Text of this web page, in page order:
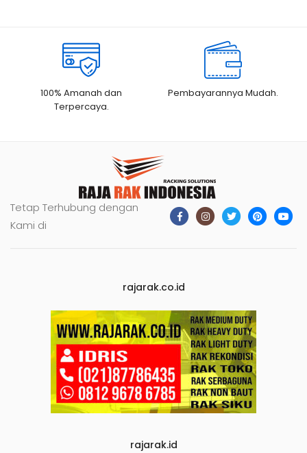
100% Amanah dan
Terpercaya.
Pembayarannya Mudah.
Tetap Terhubung dengan
Kami di
rajarak.co.id
rajarak.id